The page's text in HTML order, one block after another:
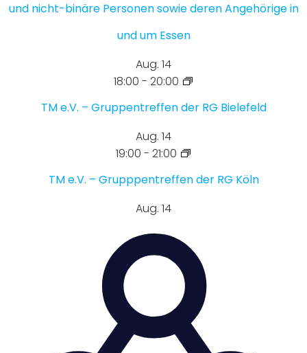
und nicht-binäre Personen sowie deren Angehörige in
und um Essen
Aug. 14
18:00 - 20:00
TM e.V. – Gruppentreffen der RG Bielefeld
Aug. 14
19:00 - 21:00
TM e.V. – Grupppentreffen der RG Köln
Aug. 14